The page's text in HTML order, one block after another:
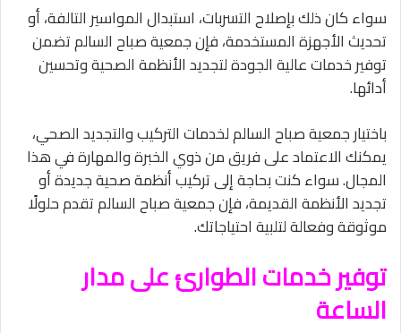
سواء كان ذلك بإصلاح التسربات، استبدال المواسير التالفة، أو
تحديث الأجهزة المستخدمة، فإن جمعية صباح السالم تضمن
توفير خدمات عالية الجودة لتجديد الأنظمة الصحية وتحسين
أدائها.
باختيار جمعية صباح السالم لخدمات التركيب والتجديد الصحي،
يمكنك الاعتماد على فريق من ذوي الخبرة والمهارة في هذا
المجال. سواء كنت بحاجة إلى تركيب أنظمة صحية جديدة أو
تجديد الأنظمة القديمة، فإن جمعية صباح السالم تقدم حلولًا
موثوقة وفعالة لتلبية احتياجاتك.
توفير خدمات الطوارئ على مدار
الساعة